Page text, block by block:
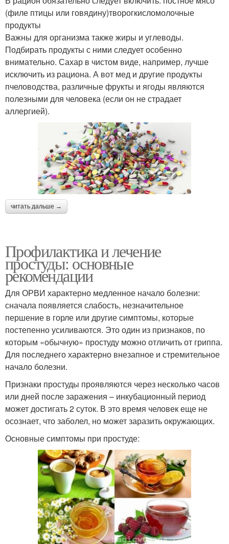
(филе птицы или говядину)творогкисломолочные
продукты
Важны для организма также жиры и углеводы.
Подбирать продукты с ними следует особенно
внимательно. Сахар в чистом виде, например, лучше
исключить из рациона. А вот мед и другие продукты
пчеловодства, различные фрукты и ягоды являются
полезными для человека (если он не страдает
аллергией).
читать дальше →
Профилактика и лечение
простуды: основные
рекомендации
Для ОРВИ характерно медленное начало болезни:
сначала появляется слабость, незначительное
першение в горле или другие симптомы, которые
постепенно усиливаются. Это один из признаков, по
которым «обычную» простуду можно отличить от гриппа.
Для последнего характерно внезапное и стремительное
начало болезни.
Признаки простуды проявляются через несколько часов
или дней после заражения – инкубационный период
может достигать 2 суток. В это время человек еще не
осознает, что заболел, но может заразить окружающих.
Основные симптомы при простуде: